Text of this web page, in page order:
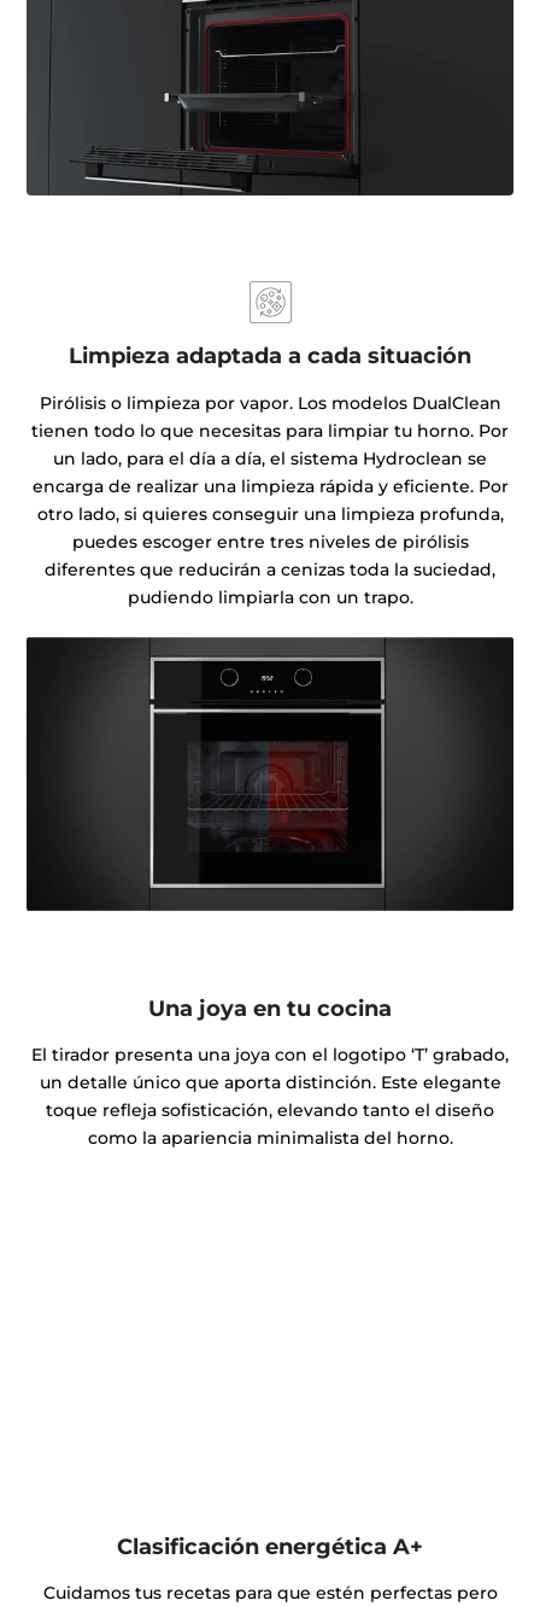
Limpieza adaptada a cada situación
Pirólisis o limpieza por vapor. Los modelos DualClean
tienen todo lo que necesitas para limpiar tu horno. Por
un lado, para el día a día, el sistema Hydroclean se
encarga de realizar una limpieza rápida y eficiente. Por
otro lado, si quieres conseguir una limpieza profunda,
puedes escoger entre tres niveles de pirólisis
diferentes que reducirán a cenizas toda la suciedad,
pudiendo limpiarla con un trapo.
Una joya en tu cocina
El tirador presenta una joya con el logotipo ‘T’ grabado,
un detalle único que aporta distinción. Este elegante
toque refleja sofisticación, elevando tanto el diseño
como la apariencia minimalista del horno.
Clasificación energética A+
Cuidamos tus recetas para que estén perfectas pero